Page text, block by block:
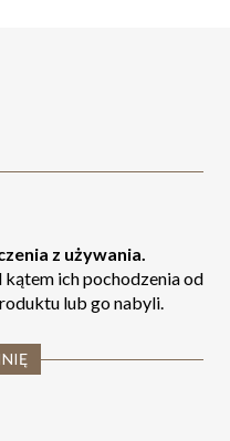
z używania.
ich pochodzenia od
lub go nabyli.